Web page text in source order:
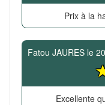
Prix à la
Fatou JAURES le
Excellente